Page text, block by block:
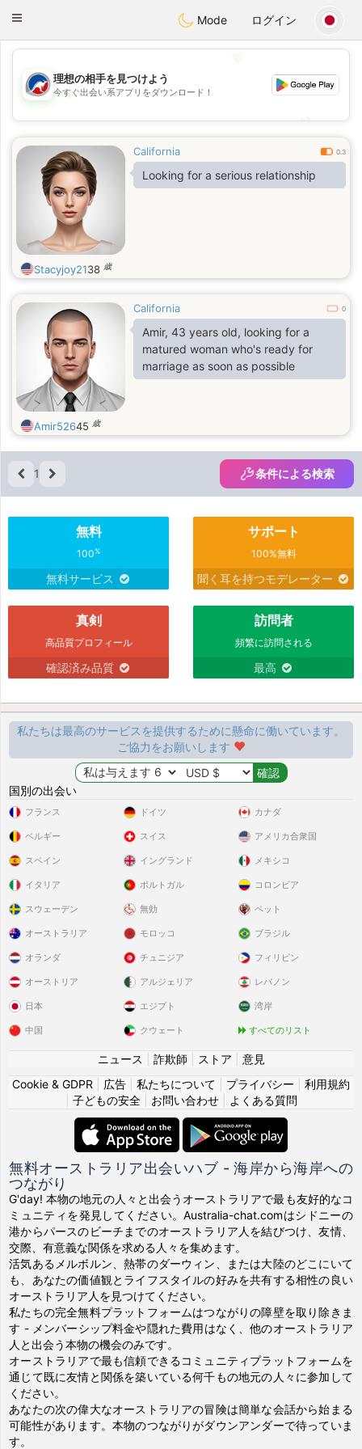
AustraliaChat
Toggle
Mode ログイン
💖
💕
理想の相手を見つけよう
今すぐ出会い系アプリをダウンロード！
California 0.3
Looking for a serious relationship
Stacyjoy2138 歳
California 0
Amir, 43 years old, looking for a
matured woman who's ready for
marriage as soon as possible
Amir52645 歳
1 条件による検索
無料
100%
無料サービス
サポート
100%無料
聞く耳を持つモデレーター
真剣
高品質プロフィール
確認済み品質
訪問者
頻繁に訪問される
最高
私たちは最高のサービスを提供するために懸命に働いています。
ご協力をお願いします
国別の出会い
フランス
ベルギー
スペイン
イタリア
スウェーデン
ドイツ
スイス
イングランド
ポルトガル
無効
カナダ
アメリカ合衆国
メキシコ
コロンビア
ペット
オーストラリア
オランダ
オーストリア
日本
中国
モロッコ
チュニジア
アルジェリア
エジプト
クウェート
ブラジル
フィリピン
レバノン
湾岸
すべてのリスト
ニュース 詐欺師 ストア
意見
Cookie & GDPR
広告 私たちについて プライバシー
利用規約
子どもの安全| お問い合わせ| よくある質問
無料オーストラリア出会いハブ - 海岸から海岸への
つながり
G'day! 本物の地元の人々と出会うオーストラリアで最も友好的なコ
ミュニティを発見してください。Australia-chat.comはシドニーの
港からパースのビーチまでのオーストラリア人を結びつけ、友情、
交際、有意義な関係を求める人々を集めます。
活気あるメルボルン、熱帯のダーウィン、または大陸のどこにいて
も、あなたの価値観とライフスタイルの好みを共有する相性の良い
オーストラリア人を見つけてください。
私たちの完全無料プラットフォームはつながりの障壁を取り除きま
す - メンバーシップ料金や隠れた費用はなく、他のオーストラリア
人と出会う本物の機会のみです。
オーストラリアで最も信頼できるコミュニティプラットフォームを
通じて既に友情と関係を築いている何千もの地元の人々に参加して
ください。
あなたの次の偉大なオーストラリアの冒険は簡単な会話から始まる
可能性があります。本物のつながりがダウンアンダーで待っていま
す。